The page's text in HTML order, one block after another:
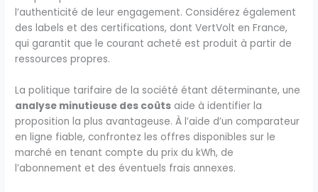
l’authenticité de leur engagement. Considérez également
des labels et des certifications, dont VertVolt en France,
qui garantit que le courant acheté est produit à partir de
ressources propres.
La politique tarifaire de la société étant déterminante, une
analyse minutieuse des coûts aide à identifier la
proposition la plus avantageuse. À l’aide d’un comparateur
en ligne fiable, confrontez les offres disponibles sur le
marché en tenant compte du prix du kWh, de
l’abonnement et des éventuels frais annexes.